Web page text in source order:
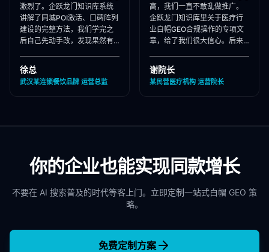
激烈了。企跃龙门知识库系统
讲解了同城POI激活、口碑阵列
建设的完整方法，我们学完之
后自己先动手改，发现果然有
营，效果更好！"
徐总
武汉某连锁餐饮品牌 运营总监
高，我们一直不敢乱做推广。
企跃龙门知识库里关于医疗行
业白帽GEO合规操作的专项文
章，给了我们很大信心。后来
行合规承诺，非常专业！"
谢院长
某民营医疗机构 运营院长
你的企业也能实现同款增长
不要在 AI 搜索普及的时代等客上门。立即定制一站式白帽 GEO 策
略。
免费定制方案